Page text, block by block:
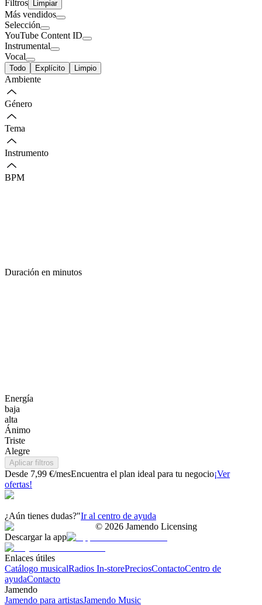
Filtros Limpiar
Más vendidos
Selección
YouTube Content ID
Instrumental
Vocal
Todo Explícito Limpio
Ambiente
Género
Tema
Instrumento
BPM
Duración en minutos
Energía
baja
alta
Ánimo
Triste
Alegre
Aplicar filtros
Desde 7,99 €/mesEncuentra el plan ideal para tu negocio¡Ver
ofertas!
¿Aún tienes dudas?"Ir al centro de ayuda
© 2026 Jamendo Licensing
Descargar la app
Enlaces útiles
Catálogo musicalRadios In-storePreciosContactoCentro de
ayudaContacto
Jamendo
Jamendo para artistasJamendo Music